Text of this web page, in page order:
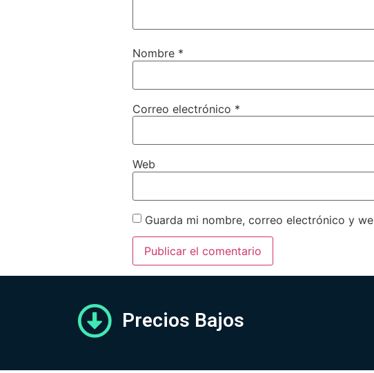
Nombre *
Correo electrónico *
Web
Guarda mi nombre, correo electrónico y
Precios Bajos